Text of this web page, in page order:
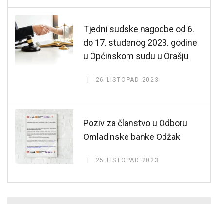
Tjedni sudske nagodbe od 6.
do 17. studenog 2023. godine
u Općinskom sudu u Orašju
26 LISTOPAD 2023
Poziv za članstvo u Odboru
Omladinske banke Odžak
25 LISTOPAD 2023